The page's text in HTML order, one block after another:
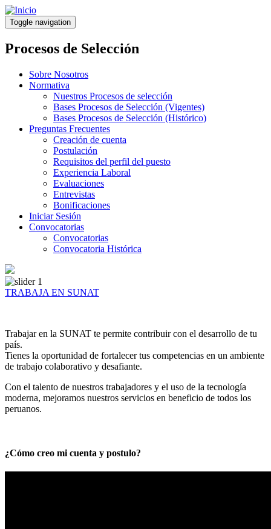
Pasar
al
contenido
principal
Toggle navigation
Procesos de Selección
Sobre Nosotros
Normativa
Nuestros Procesos de selección
Bases Procesos de Selección (Vigentes)
Bases Procesos de Selección (Histórico)
Preguntas Frecuentes
Creación de cuenta
Postulación
Requisitos del perfil del puesto
Experiencia Laboral
Evaluaciones
Entrevistas
Bonificaciones
Iniciar Sesión
Convocatorias
Convocatorias
Convocatoria Histórica
TRABAJA EN SUNAT
Trabajar en la SUNAT te permite contribuir con el desarrollo de tu
país.
Tienes la oportunidad de fortalecer tus competencias en un ambiente
de trabajo colaborativo y desafiante.
Con el talento de nuestros trabajadores y el uso de la tecnología
moderna, mejoramos nuestros servicios en beneficio de todos los
peruanos.
¿Cómo creo mi cuenta y postulo?